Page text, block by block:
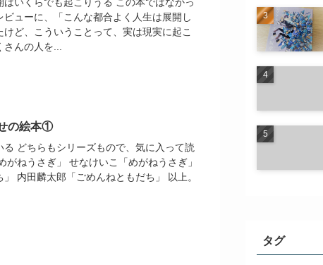
ューに、「こんな都合よく人生は展開し
ど、こういうことって、実は現実に起こ
んの人を...
の絵本①
どちらもシリーズもので、気に入って読
がねうさぎ」 せなけいこ「めがねうさぎ」
内田麟太郎「ごめんねともだち」 以上。
タグ